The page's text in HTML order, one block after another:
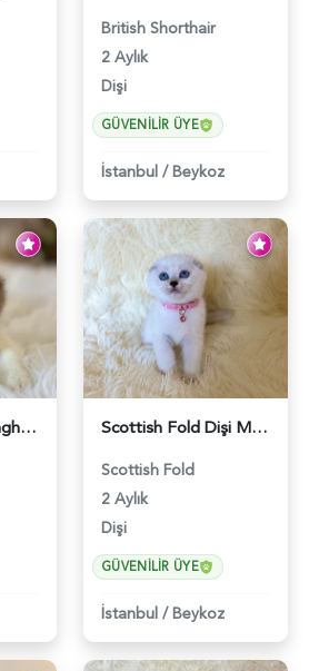
British Shorthair
2 Aylık
Dişi
GÜVENILIR ÜYE
İstanbul / Beykoz
Scottish Fold Longhair Lilac Bi Color 2 Aylık - 5908 Scottish Fold Dişi Mükemmel Yavrumuz - 5909
Scottish Fold
2 Aylık
Dişi
GÜVENILIR ÜYE
İstanbul / Beykoz